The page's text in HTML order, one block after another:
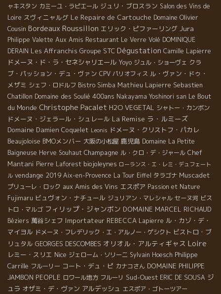
ャキスタン カミーユ・ラピエール ジュリ・ブロスラン Salon des Vins de
Loire スヴィニャルグ Le Repaire de Cartouche Domaine Olivier
Cousin Bordeaux Roussillon エリック・ピファーリング Jura
Philippe Valette Aux Amis Restaurant Le Verre Volé DOMINIQUE
DERAIN Les Affranchis Groupe STC Dégustation Camille Lapierre
ドメーヌ・ド・ラ・セネシャリエール Yoyo ジュル・ショーヴェ クラ
ブ・パッション・デュ・ヴァン CPV パリオフィス ル・ヴァン・ドゥ・
メザミ シェフ・ロドルフ Bistro Simba Mathieu Lapierre Sebastien
Chatillon Domaine des Soulié 400ans Nakayama Yoshinori san Le Bout
du Monde Christophe Pacalet H2O VEGETAL シャトー・カンボン
ドメーヌ・ジェラール・シュレール La Remise ラ・ルミーズ
Domaine Damien Coquelet Leonis ドメーヌ・クリストフ・パカレ
Beaujoloise BMOメンバー 大阪の小松屋 鹿児島 Domaine La Petite
Baigneuse Herve Souhaut Champagne ル・クロ・デ・ジャール Chef
Mantani Pierre Laforest biojoleynes ローランス・エ・レミ・デュフェート
ル vendange 2019 Aix-en-Provence La Tour Eiffel タラゴナ Muscadet
プリューレ・ロック aux Amis des Vins エスポア Passion et Nature
Fujimaru ビュヴォン・ナチュール ジュリアン・マレシャル セーヌ河 ビス
トロ・マルゴ フィリップ・ジャンボン DOMAINE MARCEL RICHAUD
Béziers 萬谷シェフ Importateur REBECCA Lapierre ル・カゾ・デ・
マイヨル ドメーヌ・フレデリック・エ・アルノー・ゲシクト ビストロ・ブ
リュタル GEORGES DESCOMBES オリオル・アルティギャス Loire
レミー・スリエ Nice ジェローム・ソリーニ Sylvain Hoesch Philippe
Carrille フルーリー コート・デュ・ピ カナコさん DOMAINE PHILIPPE
JAMBON PEOPLE ロワール地方 フルーリ Sud-Ouest ERIC DE SOUSA ジ
ュラ オザミ・デ・ヴァン アルデッシュ エスポア・ゴトーツアー